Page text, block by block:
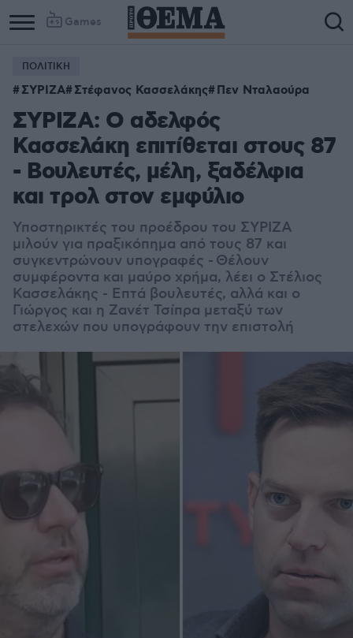
Games
ΠΟΛΙΤΙΚΗ
ΣΥΡΙΖΑ Στέφανος Κασσελάκης Πεν Νταλαούρα
ΣΥΡΙΖΑ: Ο αδελφός
Κασσελάκη επιτίθεται στους 87
- Βουλευτές, μέλη, ξαδέλφια
και τρολ στον εμφύλιο
Υποστηρικτές του προέδρου του ΣΥΡΙΖΑ
μιλούν για πραξικόπημα από τους 87 και
συγκεντρώνουν υπογραφές - Θέλουν
συμφέροντα και μαύρο χρήμα, λέει ο Στέλιος
Κασσελάκης - Επτά βουλευτές, αλλά και ο
Γιώργος και η Ζανέτ Τσίπρα μεταξύ των
στελεχών που υπογράφουν την επιστολή